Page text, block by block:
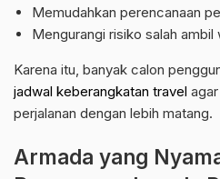
Memudahkan perencanaan
Mengurangi risiko salah
Karena itu, banyak calon
jadwal keberangkatan travel
perjalanan dengan lebih matang.
Armada yang